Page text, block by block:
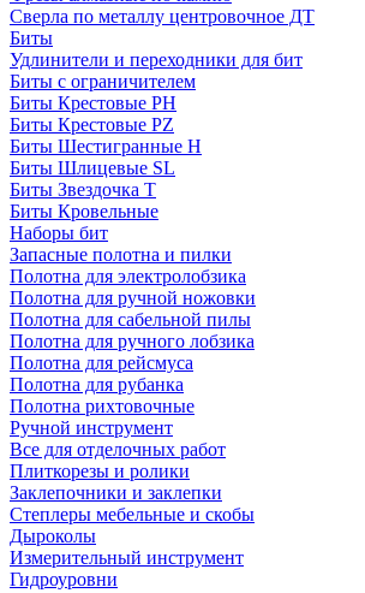
Сверла по металлу центровочное ДТ
Биты
Удлинители и переходники для бит
Биты с ограничителем
Биты Крестовые PH
Биты Крестовые PZ
Биты Шестигранные H
Биты Шлицевые SL
Биты Звездочка T
Биты Кровельные
Наборы бит
Запасные полотна и пилки
Полотна для электролобзика
Полотна для ручной ножовки
Полотна для сабельной пилы
Полотна для ручного лобзика
Полотна для рейсмуса
Полотна для рубанка
Полотна рихтовочные
Ручной инструмент
Все для отделочных работ
Плиткорезы и ролики
Заклепочники и заклепки
Степлеры мебельные и скобы
Дыроколы
Измерительный инструмент
Гидроуровни